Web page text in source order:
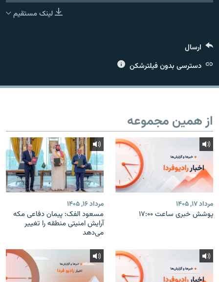
لینک مستقیم
ارسال
دسترسی بدون فیلترشکن
از همین مجموعه
مرداد ۱۷, ۱۴۰۵
پوشش خبری ساعت ۱۷:۰۰
مرداد ۱۶, ۱۴۰۵
مسعود الفک: پیمان دفاعی مکه
آرایش امنیتی منطقه را تغییر
می‌دهد